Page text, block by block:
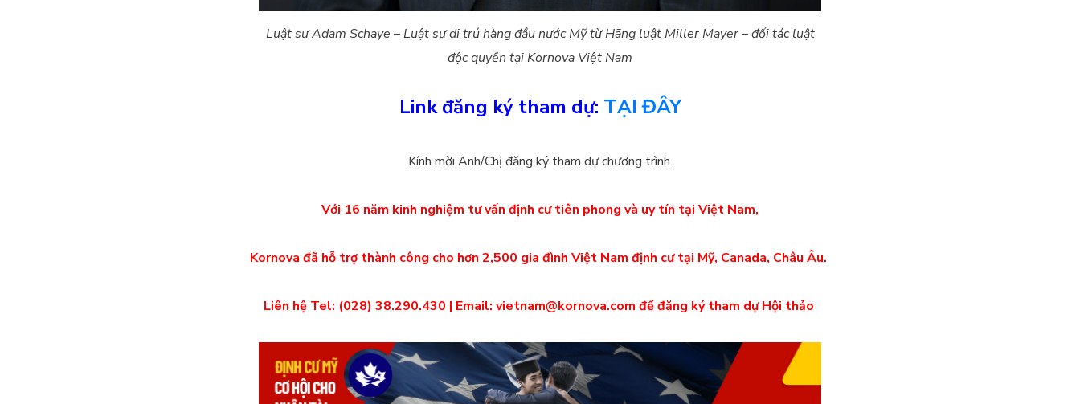
Luật sư Adam Schaye – Luật sư di trú hàng đầu nước Mỹ từ Hãng luật Miller Mayer – đối tác luật
độc quyền tại Kornova Việt Nam
Link đăng ký tham dự: TẠI ĐÂY
Kính mời Anh/Chị đăng ký tham dự chương trình.
Với 16 năm kinh nghiệm tư vấn định cư tiên phong và uy tín tại Việt Nam,
Kornova đã hỗ trợ thành công cho hơn 2,500 gia đình Việt Nam định cư tại Mỹ, Canada, Châu Âu.
Liên hệ Tel: (028) 38.290.430 | Email: vietnam@kornova.com để đăng ký tham dự Hội thảo